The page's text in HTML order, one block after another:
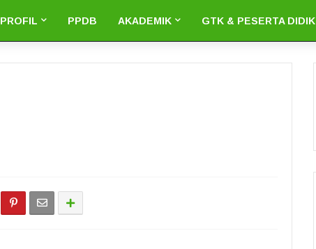
PROFIL PPDB AKADEMIK GTK & PESERTA DIDIK